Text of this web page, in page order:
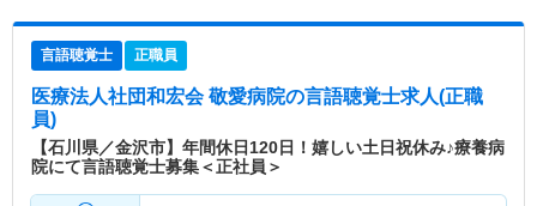
言語聴覚士 正職員
医療法人社団和宏会 敬愛病院の言語聴覚士求人(正職
員)
【石川県／金沢市】年間休日120日！嬉しい土日祝休み♪療養病
院にて言語聴覚士募集＜正社員＞